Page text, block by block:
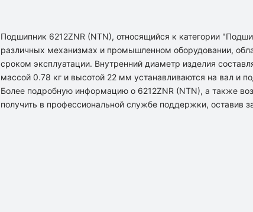
Подшипник 6212ZNR (NTN), относящийся к категории
различных механизмах и промышленном оборудовании,
сроком эксплуатации. Внутренний диаметр изделия
массой 0.78 кг и высотой 22 мм устанавливаются на вал и
Более подробную информацию о 6212ZNR (NTN), а также
получить в профессиональной службе поддержки, оставив